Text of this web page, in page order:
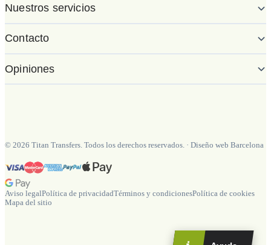
Nuestros servicios
Contacto
Opiniones
© 2026 Titan Transfers. Todos los derechos reservados. · Diseño web Barcelona
Aviso legalPolítica de privacidadTérminos y condicionesPolítica de cookies
Mapa del sitio